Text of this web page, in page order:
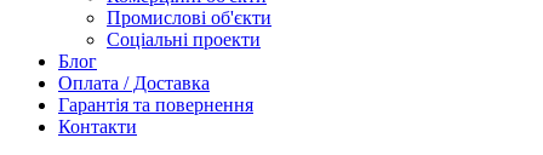
Промислові об'єкти
Соціальні проекти
Блог
Оплата / Доставка
Гарантія та повернення
Контакти